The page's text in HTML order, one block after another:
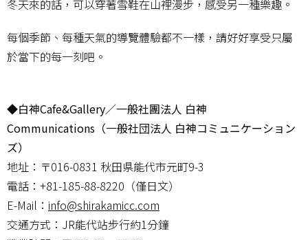
冬天來的話，可以穿著雪鞋在山裡漫步，感受另一種樂趣。
每個季節、每種天氣的導覽體驗都不一樣，請好好享受只屬
於當下的每一刻吧。
◆白神Cafe&Gallery／一般社團法人 白神
Communications（一般社団法人 白神コミュニケーション
ズ）
地址：〒016-0831 秋田県能代市元町9-3
電話：+81-185-88-8220（僅日文）
E-Mail： info@shirakamicc.com
交通方式：JR能代站步行約1分鐘